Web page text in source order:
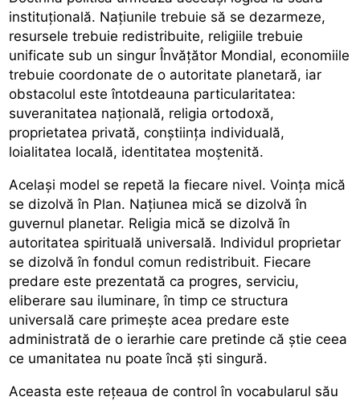
instituțională. Națiunile trebuie să se dezarmeze,
resursele trebuie redistribuite, religiile trebuie
unificate sub un singur Învățător Mondial, economiile
trebuie coordonate de o autoritate planetară, iar
obstacolul este întotdeauna particularitatea:
suveranitatea națională, religia ortodoxă,
proprietatea privată, conștiința individuală,
loialitatea locală, identitatea moștenită.
Același model se repetă la fiecare nivel. Voința mică
se dizolvă în Plan. Națiunea mică se dizolvă în
guvernul planetar. Religia mică se dizolvă în
autoritatea spirituală universală. Individul proprietar
se dizolvă în fondul comun redistribuit. Fiecare
predare este prezentată ca progres, serviciu,
eliberare sau iluminare, în timp ce structura
universală care primește acea predare este
administrată de o ierarhie care pretinde că știe ceea
ce umanitatea nu poate încă ști singură.
Aceasta este rețeaua de control în vocabularul său